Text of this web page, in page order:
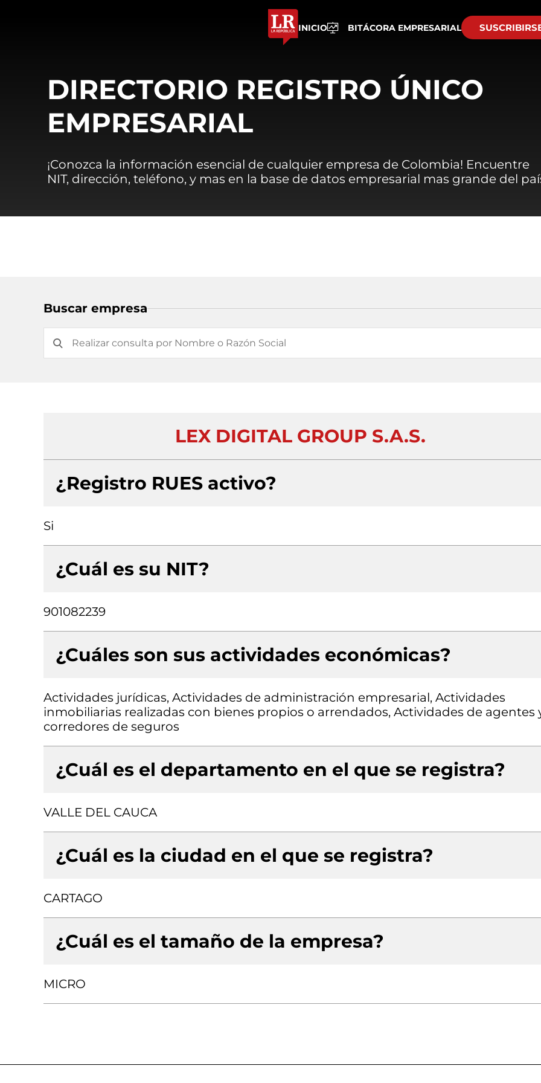
INICIO BITÁCORA EMPRESARIAL
DIRECTORIO REGISTRO ÚNICO
EMPRESARIAL
¡Conozca la información esencial de cualquier empresa de Colombia! Encuentre
NIT, dirección, teléfono, y mas en la base de datos empresarial mas grande del
Buscar empresa
LEX DIGITAL GROUP S.A.S.
¿Registro RUES activo?
Si
¿Cuál es su NIT?
901082239
¿Cuáles son sus actividades económicas?
Actividades jurídicas, Actividades de administración empresarial, Actividades
inmobiliarias realizadas con bienes propios o arrendados, Actividades de agentes
corredores de seguros
¿Cuál es el departamento en el que se registra?
VALLE DEL CAUCA
¿Cuál es la ciudad en el que se registra?
CARTAGO
¿Cuál es el tamaño de la empresa?
MICRO